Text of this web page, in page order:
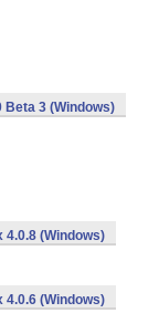
Beta 3 (Windows)
4.0.8 (Windows)
4.0.6 (Windows)